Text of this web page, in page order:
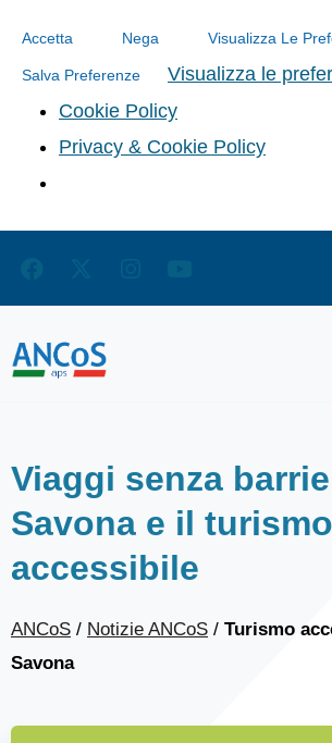
Accetta Nega Visualizza Le
Salva Preferenze
Visualizza le
Cookie Policy
Privacy & Cookie Policy
Viaggi senza
Savona e il turismo
accessibile
ANCoS / Notizie ANCoS / Turismo
Savona